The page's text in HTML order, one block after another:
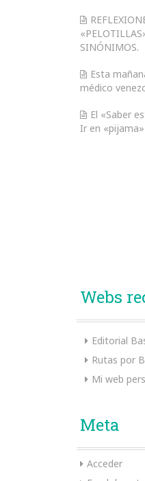
SINÓNIMOS.
Esta
médico
El «Saber
Ir en
Webs
Editorial
Rutas por
Mi web
Meta
Acceder